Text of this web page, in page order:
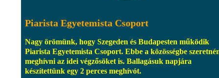
Piarista Egyetemista Csoport
Nagy örömünk, hogy Szegeden és Budapesten működik
Piarista Egyetemista Csoport. Ebbe a közösségbe
meghívni az idei végzősöket is. Ballagásuk napjára
készítettünk egy 2 perces meghívót.